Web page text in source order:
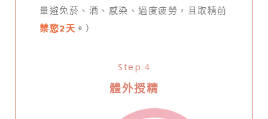
量避免菸、酒、感染、過度疲勞，且取精前
禁慾2天 。 ）
Step.4
體外授精